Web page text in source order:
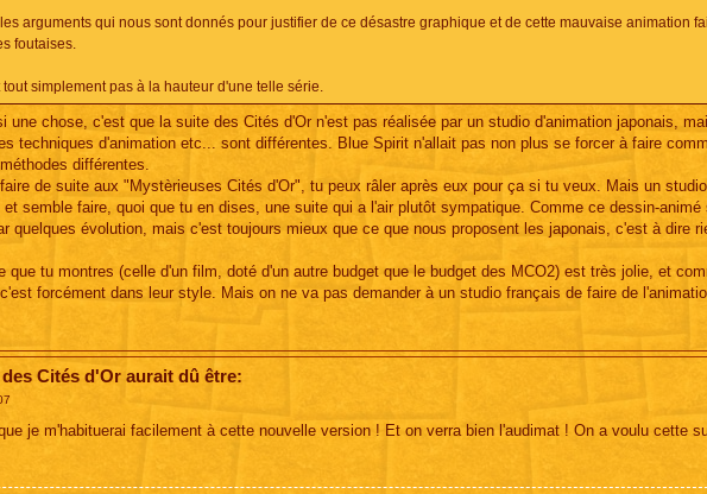
arguments qui nous sont donnés pour justifier de ce désastre graphique et de cette mauvaise animation
foutaises.
simplement pas à la hauteur d'une telle série.
une chose, c'est que la suite des Cités d'Or n'est pas réalisée par un studio d'animation japonais,
techniques d'animation etc... sont différentes. Blue Spirit n'allait pas non plus se forcer à faire
différentes.
de suite aux "Mystèrieuses Cités d'Or", tu peux râler après eux pour ça si tu veux. Mais un
semble faire, quoi que tu en dises, une suite qui a l'air plutôt sympatique. Comme ce dessin-animé
quelques évolution, mais c'est toujours mieux que ce que nous proposent les japonais, c'est à dire
que tu montres (celle d'un film, doté d'un autre budget que le budget des MCO2) est très jolie, et
forcément dans leur style. Mais on ne va pas demander à un studio français de faire de
Cités d'Or aurait dû être:
je m'habituerai facilement à cette nouvelle version ! Et on verra bien l'audimat ! On a voulu cette